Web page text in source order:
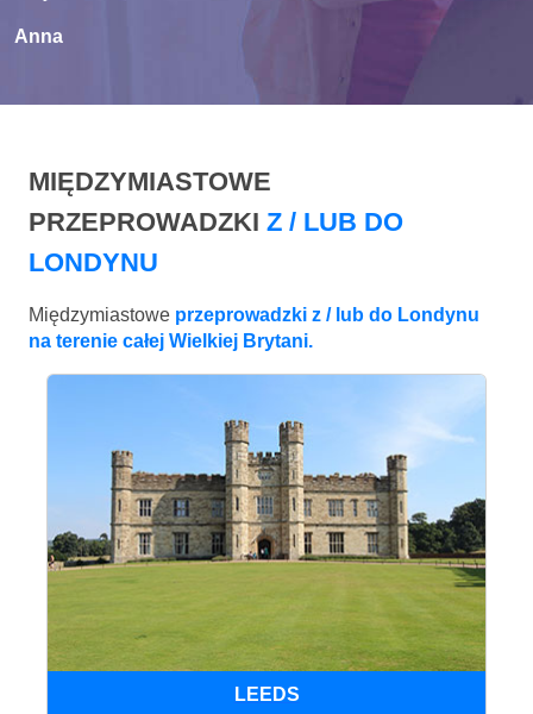
Anna
MIĘDZYMIASTOWE
PRZEPROWADZKI Z / LUB DO
LONDYNU
Międzymiastowe przeprowadzki z / lub do Londynu
na terenie całej Wielkiej Brytani.
LEEDS